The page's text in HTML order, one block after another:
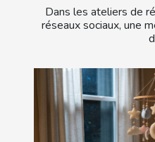
Dans les ateliers de
réseaux sociaux, une